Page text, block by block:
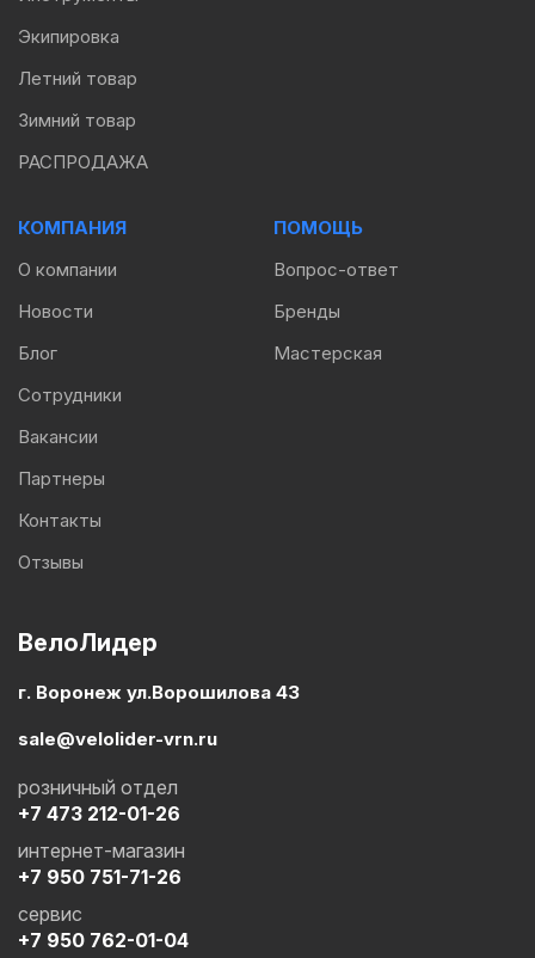
ВелоЛидер
г. Воронеж ул.Ворошилова 43
sale@velolider-vrn.ru
+7 473 212-01-26
розничный отдел
+7 950 751-71-26
интернет-магазин
+7 950 762-01-04
сервис
Экипировка
Летний товар
Зимний товар
РАСПРОДАЖА
КОМПАНИЯ
О компании
Новости
Блог
Сотрудники
Вакансии
Партнеры
Контакты
Отзывы
ПОМОЩЬ
Вопрос-ответ
Бренды
Мастерская